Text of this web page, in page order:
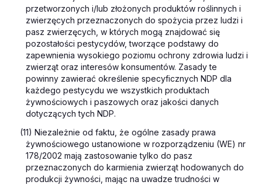
przetworzonych i/lub złożonych produktów roślinnych i
zwierzęcych przeznaczonych do spożycia przez ludzi i
pasz zwierzęcych, w których mogą znajdować się
pozostałości pestycydów, tworzące podstawy do
zapewnienia wysokiego poziomu ochrony zdrowia ludzi i
zwierząt oraz interesów konsumentów. Zasady te
powinny zawierać określenie specyficznych NDP dla
każdego pestycydu we wszystkich produktach
żywnościowych i paszowych oraz jakości danych
dotyczących tych NDP.
(11) Niezależnie od faktu, że ogólne zasady prawa
żywnościowego ustanowione w rozporządzeniu (WE) nr
178/2002 mają zastosowanie tylko do pasz
przeznaczonych do karmienia zwierząt hodowanych do
produkcji żywności, mając na uwadze trudności w